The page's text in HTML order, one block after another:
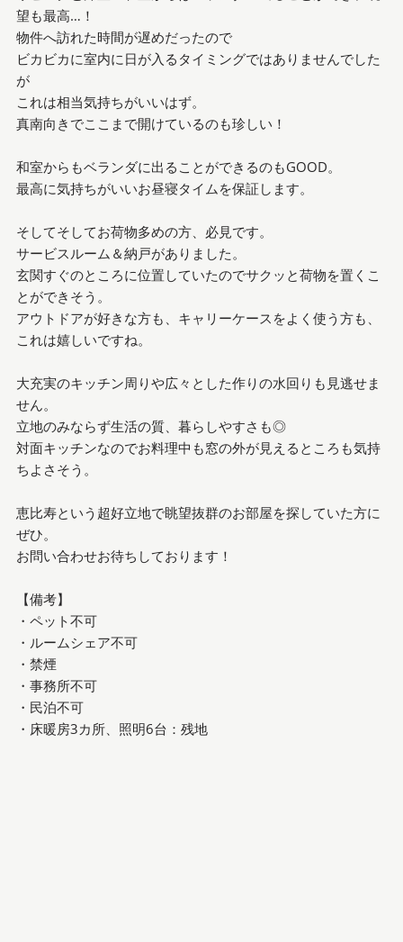
望も最高…！
物件へ訪れた時間が遅めだったので
ビカビカに室内に日が入るタイミングではありませんでした
が
これは相当気持ちがいいはず。
真南向きでここまで開けているのも珍しい！
和室からもベランダに出ることができるのもGOOD。
最高に気持ちがいいお昼寝タイムを保証します。
そしてそしてお荷物多めの方、必見です。
サービスルーム＆納戸がありました。
玄関すぐのところに位置していたのでサクッと荷物を置くこ
とができそう。
アウトドアが好きな方も、キャリーケースをよく使う方も、
これは嬉しいですね。
大充実のキッチン周りや広々とした作りの水回りも見逃せま
せん。
立地のみならず生活の質、暮らしやすさも◎
対面キッチンなのでお料理中も窓の外が見えるところも気持
ちよさそう。
恵比寿という超好立地で眺望抜群のお部屋を探していた方に
ぜひ。
お問い合わせお待ちしております！
【備考】
・ペット不可
・ルームシェア不可
・禁煙
・事務所不可
・民泊不可
・床暖房3カ所、照明6台：残地